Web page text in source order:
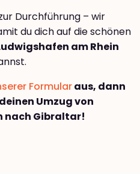
Durchführung – wir
du dich auf die schönen
am Rhein
Formularaus, dann
Umzug von
nach Gibraltar!